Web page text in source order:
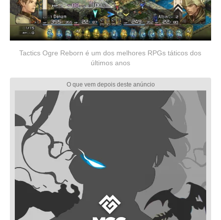
Tactics Ogre Reborn é um dos melhores RPGs táticos dos
últimos anos